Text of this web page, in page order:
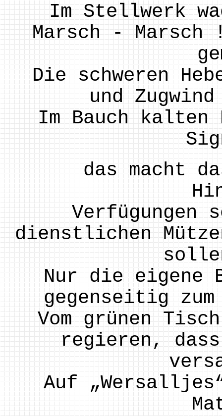
Im Stellwerk
Marsch - Marsch
Die schweren
und
Im Bauch
das macht
Verfügungen
dienstlichen
Nur die eigene
gegenseitig
Vom grünen
regieren,
Auf